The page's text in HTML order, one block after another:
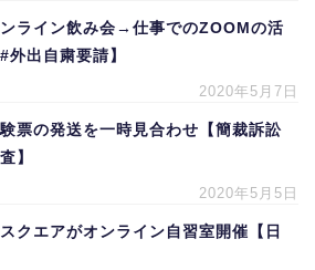
ライン飲み会→仕事でのZOOMの活
外出自粛要請】
2020年5月7日
験票の発送を一時見合わせ【簡裁訴訟
】
2020年5月5日
クエアがオンライン自習室開催【日